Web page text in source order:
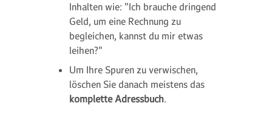
Inhalten wie: "Ich brauche dringend
Geld, um eine Rechnung zu
begleichen, kannst du mir etwas
leihen?"
Um Ihre Spuren zu verwischen,
löschen Sie danach meistens das
komplette Adressbuch.